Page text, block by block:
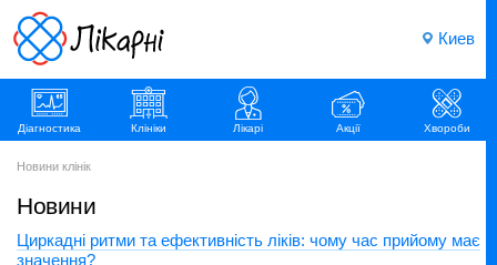
Киев
Діагностика Клініки Лікарі Акції Хвороби
Новини клінік
Новини
Циркадні ритми та ефективність ліків: чому час прийому має
значення?